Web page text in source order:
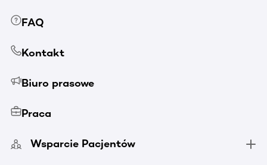
FAQ
Kontakt
Biuro prasowe
Praca
Wsparcie Pacjentów